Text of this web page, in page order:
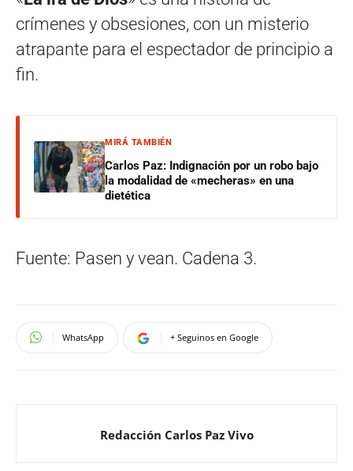
crímenes y obsesiones, con un misterio
atrapante para el espectador de principio a
fin.
MIRÁ TAMBIÉN
Carlos Paz: Indignación por un robo bajo
la modalidad de «mecheras» en una
dietética
Fuente: Pasen y vean. Cadena 3.
WhatsApp + Seguinos en Google
Redacción Carlos Paz Vivo